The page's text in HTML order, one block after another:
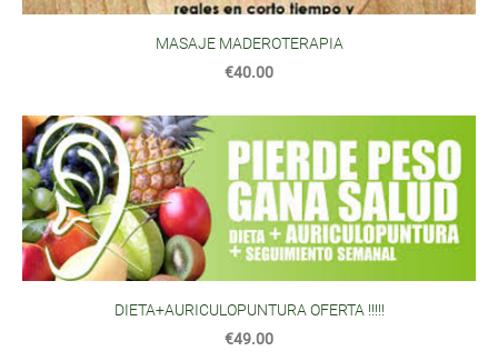
MASAJE MADEROTERAPIA
€40.00
DIETA+AURICULOPUNTURA OFERTA !!!!!
€49.00